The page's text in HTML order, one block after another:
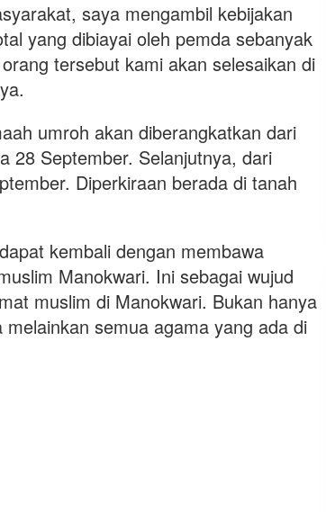
saya mengambil kebijakan
yang dibiayai oleh pemda sebanyak
tersebut kami akan selesaikan di
umroh akan diberangkatkan dari
28 September. Selanjutnya, dari
Diperkiraan berada di tanah
kembali dengan membawa
Manokwari. Ini sebagai wujud
muslim di Manokwari. Bukan hanya
semua agama yang ada di